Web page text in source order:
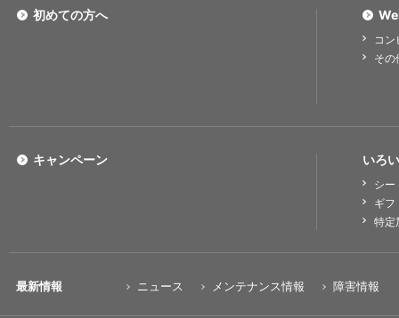
初めての方へ
コ
その
いろ
シー
ギフ
特定
キャンペーン
最新情報 ニュース メンテナンス情報 障害情報